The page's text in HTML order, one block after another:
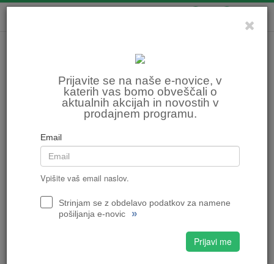
Prijavite se na naše e-novice, v
katerih vas bomo obveščali o
aktualnih akcijah in novostih v
prodajnem programu.
Email
Vpišite vaš email naslov.
Strinjam se z obdelavo podatkov za namene
pošiljanja e-novic
»
Prijavi me